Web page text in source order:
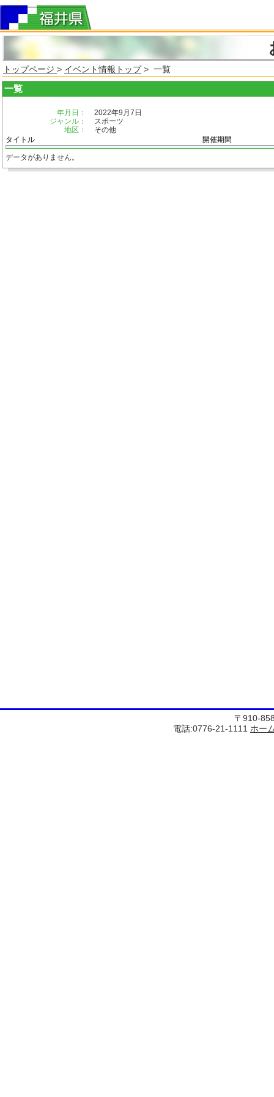
トップページ > イベント情報トップ> 一覧
一覧
年月日：
2022年9月7日
ジャンル：
スポーツ
地区：
その他
タイトル
開催期間
データがありません。
〒910-
電話:0776-21-1111 ホー